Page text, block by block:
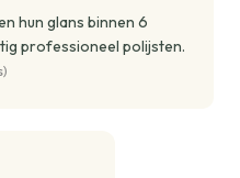
hun glans binnen 6
professioneel polijsten.